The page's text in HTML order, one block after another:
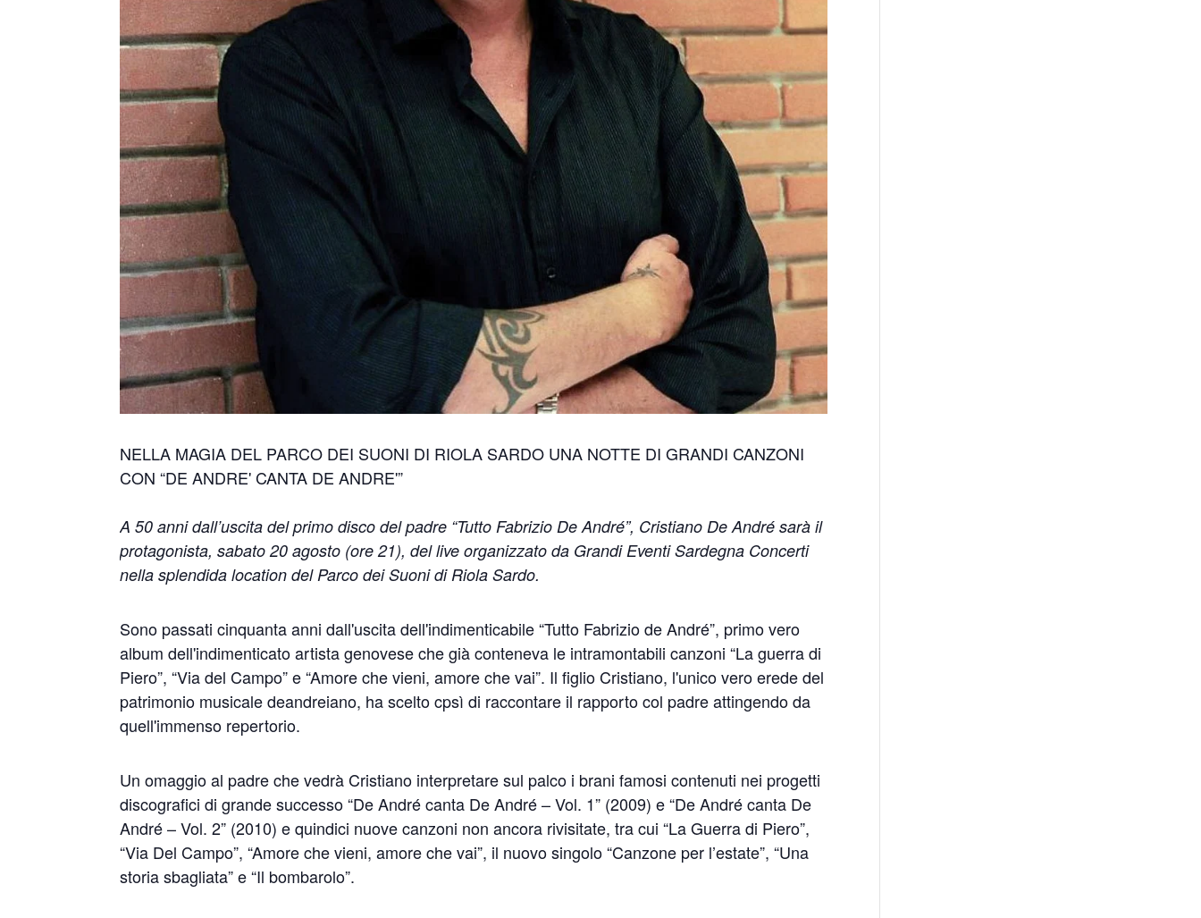
NELLA MAGIA DEL PARCO DEI SUONI DI RIOLA SARDO UNA NOTTE DI GRANDI CANZONI
CON “DE ANDRE' CANTA DE ANDRE'”
A 50 anni dall’uscita del primo disco del padre “Tutto Fabrizio De André”, Cristiano De André sarà il
protagonista, sabato 20 agosto (ore 21), del live organizzato da Grandi Eventi Sardegna Concerti
nella splendida location del Parco dei Suoni di Riola Sardo.
Sono passati cinquanta anni dall'uscita dell'indimenticabile “Tutto Fabrizio de André”, primo vero
album dell'indimenticato artista genovese che già conteneva le intramontabili canzoni “La guerra di
Piero”, “Via del Campo” e “Amore che vieni, amore che vai”. Il figlio Cristiano, l'unico vero erede del
patrimonio musicale deandreiano, ha scelto cpsì di raccontare il rapporto col padre attingendo da
quell'immenso repertorio.
Un omaggio al padre che vedrà Cristiano interpretare sul palco i brani famosi contenuti nei progetti
discografici di grande successo “De André canta De André – Vol. 1” (2009) e “De André canta De
André – Vol. 2” (2010) e quindici nuove canzoni non ancora rivisitate, tra cui “La Guerra di Piero”,
“Via Del Campo”, “Amore che vieni, amore che vai”, il nuovo singolo “Canzone per l’estate”, “Una
storia sbagliata” e “Il bombarolo”.